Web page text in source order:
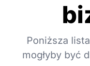
Poniższa
mogłyby być